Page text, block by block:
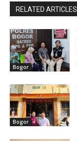
RELATED ARTICLES
Bogor
Bogor